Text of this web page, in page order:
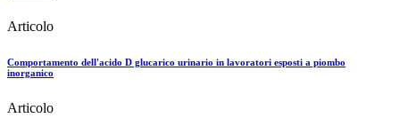
Articolo
Comportamento dell'acido D glucarico urinario in lavoratori esposti a piombo
inorganico
Articolo